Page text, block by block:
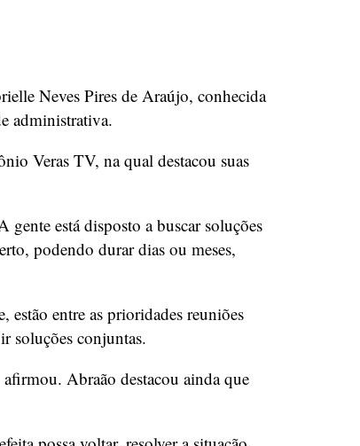
Neves Pires de Araújo, conhecida
administrativa.
Veras TV, na qual destacou suas
está disposto a buscar soluções
podendo durar dias ou meses,
entre as prioridades reuniões
soluções conjuntas.
Abraão destacou ainda que